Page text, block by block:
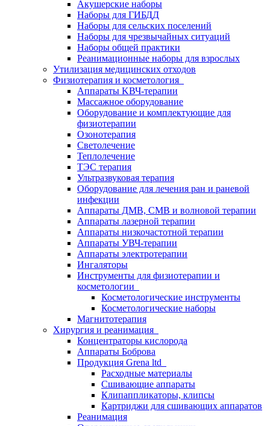
Акушерские наборы
Наборы для ГИБДД
Наборы для сельских поселений
Наборы для чрезвычайных ситуаций
Наборы общей практики
Реанимационные наборы для взрослых
Утилизация медицинских отходов
Физиотерапия и косметология
Аппараты KВЧ-терапии
Массажное оборудование
Оборудование и комплектующие для
физиотерапии
Озонотерапия
Светолечение
Теплолечение
ТЭС терапия
Ультразвуковая терапия
Оборудование для лечения ран и раневой
инфекции
Аппараты ДМВ, СМВ и волновой терапии
Аппараты лазерной терапии
Аппараты низкочастотной терапии
Аппараты УВЧ-терапии
Аппараты электротерапии
Ингаляторы
Инструменты для физиотерапии и
косметологии
Косметологические инструменты
Косметологические наборы
Магнитотерапия
Хирургия и реанимация
Концентраторы кислорода
Аппараты Боброва
Продукция Grena ltd
Расходные материалы
Сшивающие аппараты
Клипаппликаторы, клипсы
Картриджи для сшивающих аппаратов
Реанимация